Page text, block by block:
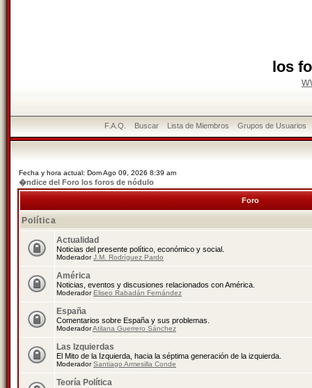
los
F.A.Q. Buscar Lista de Miembros Grupos de Usuarios
Fecha y hora actual: Dom Ago 09, 2026 8:39 am
�ndice del Foro los foros de nódulo
Foro
Política
Actualidad
Noticias del presente político, económico y social.
ModeradorJ.M. Rodríguez Pardo
América
Noticias, eventos y discusiones relacionados con América.
ModeradorEliseo Rabadán Fernández
España
Comentarios sobre España y sus problemas.
ModeradorAtilana Guerrero Sánchez
Las Izquierdas
El Mito de la Izquierda, hacia la séptima generación de la izquierda.
ModeradorSantiago Armesilla Conde
Teoría Política